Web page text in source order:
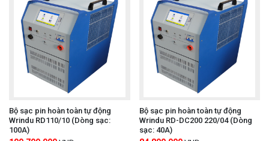
Bộ sạc pin hoàn toàn tự động
Wrindu RD110/10 (Dòng sạc:
100A)
Bộ sạc pin hoàn toàn tự động
Wrindu RD-DC200 220/04 (Dòng
sạc: 40A)